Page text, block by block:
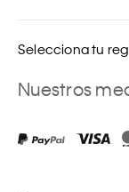
Selecciona tu
Nuestros